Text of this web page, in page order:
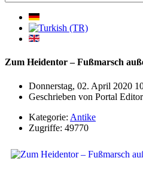
Zum Heidentor – Fußmarsch
Donnerstag, 02. April 2020
Geschrieben von Portal Editor
Kategorie: Antike
Zugriffe: 49770